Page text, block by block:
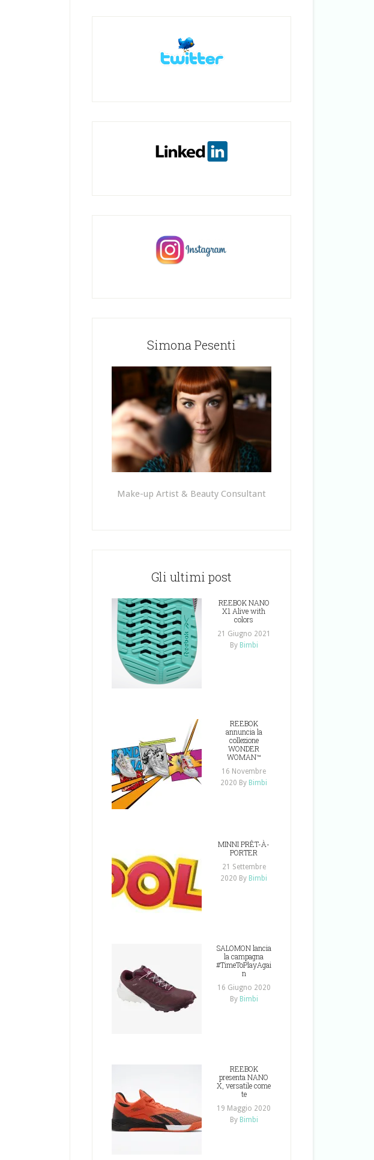
Simona Pesenti
Make-up Artist & Beauty Consultant
Gli ultimi post
REEBOK NANO
X1 Alive with
colors
21 Giugno 2021
By Bimbi
REEBOK
annuncia la
collezione
WONDER
WOMAN™
16 Novembre
2020 By Bimbi
MINNI PRÊT-À-
PORTER
21 Settembre
2020 By Bimbi
SALOMON lancia
la campagna
#TimeToPlayAgai
n
16 Giugno 2020
By Bimbi
REEBOK
presenta NANO
X, versatile come
te
19 Maggio 2020
By Bimbi